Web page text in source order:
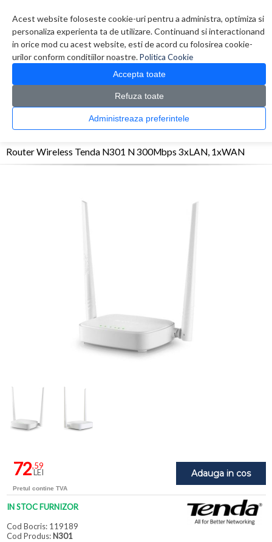
Acest website foloseste cookie-uri pentru a administra, optimiza si
personaliza experienta ta de utilizare. Continuand si interactionand
in orice mod cu acest website, esti de acord cu folosirea cookie-
urilor conform conditiilor noastre.Politica Cookie
Accepta toate
Refuza toate
Administreaza preferintele
0 produs(e)
CATALOG PRODUSE
> Routere > Router Wireless Tenda N301 N 300Mbps
Router Wireless Tenda N301 N 300Mbps 3xLAN, 1xWAN
Adauga in cos
72,59
LEI
Pretul contine TVA
IN STOC FURNIZOR
Cod Bocris: 119189
Cod Produs: N301